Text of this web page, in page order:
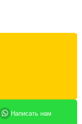
Написать нам